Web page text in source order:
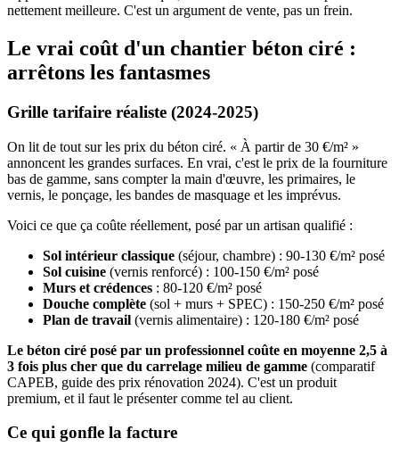
nettement meilleure. C'est un argument de vente, pas un frein.
Le vrai coût d'un chantier béton ciré :
arrêtons les fantasmes
Grille tarifaire réaliste (2024-2025)
On lit de tout sur les prix du béton ciré. « À partir de 30 €/m² »
annoncent les grandes surfaces. En vrai, c'est le prix de la fourniture
bas de gamme, sans compter la main d'œuvre, les primaires, le
vernis, le ponçage, les bandes de masquage et les imprévus.
Voici ce que ça coûte réellement, posé par un artisan qualifié :
Sol intérieur classique (séjour, chambre) : 90-130 €/m² posé
Sol cuisine (vernis renforcé) : 100-150 €/m² posé
Murs et crédences : 80-120 €/m² posé
Douche complète (sol + murs + SPEC) : 150-250 €/m² posé
Plan de travail (vernis alimentaire) : 120-180 €/m² posé
Le béton ciré posé par un professionnel coûte en moyenne 2,5 à
3 fois plus cher que du carrelage milieu de gamme (comparatif
CAPEB, guide des prix rénovation 2024). C'est un produit
premium, et il faut le présenter comme tel au client.
Ce qui gonfle la facture